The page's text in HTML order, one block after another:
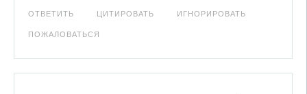
ОТВЕТИТЬ ЦИТИРОВАТЬ ИГНОРИРОВАТЬ
ПОЖАЛОВАТЬСЯ